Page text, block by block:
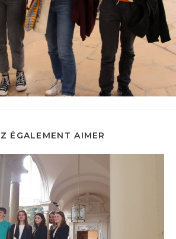
ÉGALEMENT AIMER